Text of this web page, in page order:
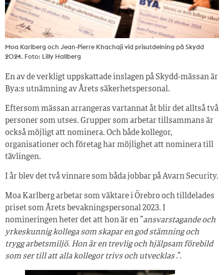
Moa Karlberg och Jean-Pierre Khachaji vid prisutdelning på Skydd
2024. Foto: Lilly Hallberg
En av de verkligt uppskattade inslagen på Skydd-mässan är
Bya:s utnämning av Årets säkerhetspersonal.
Eftersom mässan arrangeras vartannat åt blir det alltså två
personer som utses. Grupper som arbetar tillsammans är
också möjligt att nominera. Och både kollegor,
organisationer och företag har möjlighet att nominera till
tävlingen.
I år blev det två vinnare som båda jobbar på Avarn Security.
Moa Karlberg arbetar som väktare i Örebro och tilldelades
priset som Årets bevakningspersonal 2023. I
nomineringen heter det att hon är en ”ansvarstagande och
yrkeskunnig kollega som skapar en god stämning och
trygg arbetsmiljö. Hon är en trevlig och hjälpsam förebild
som ser till att alla kollegor trivs och utvecklas.”.